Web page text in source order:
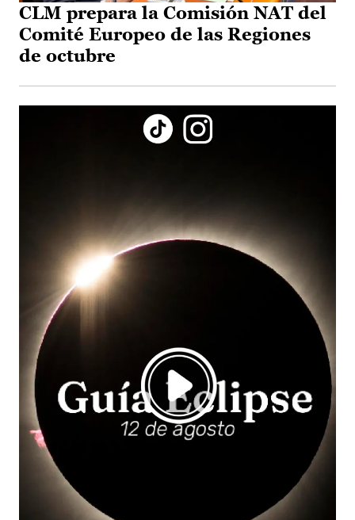
CLM prepara la Comisión NAT del
Comité Europeo de las Regiones
de octubre